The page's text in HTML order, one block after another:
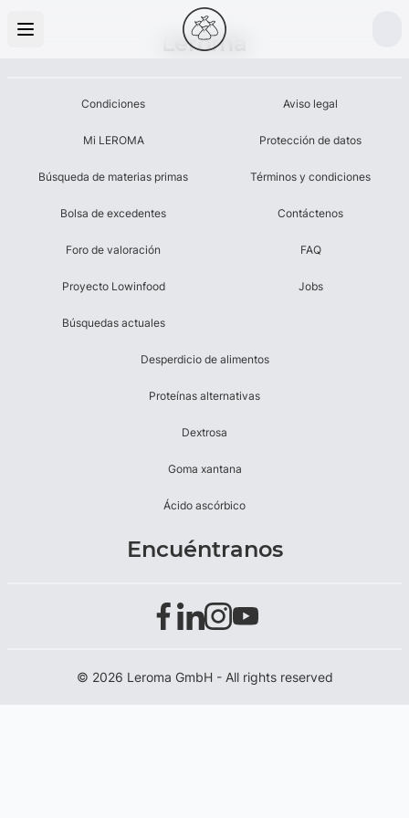
Leroma
Condiciones
Mi LEROMA
Búsqueda de materias primas
Bolsa de excedentes
Foro de valoración
Proyecto Lowinfood
Búsquedas actuales
Aviso legal
Protección de datos
Términos y condiciones
Contáctenos
FAQ
Jobs
Desperdicio de alimentos
Proteínas alternativas
Dextrosa
Goma xantana
Ácido ascórbico
Encuéntranos
© 2026 Leroma GmbH - All rights reserved